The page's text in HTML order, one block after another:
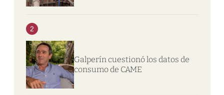
2
Galperín cuestionó los datos de
consumo de CAME